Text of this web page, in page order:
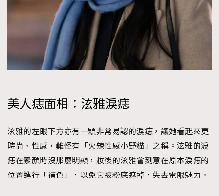
美人痣面相：泫雅淚痣
泫雅的左眼下方亦有一顆非常易認的淚痣，讓她看起來更
時尚、性感，難怪有「火辣性感小野貓」之稱。泫雅的淚
痣在素顏時沒那麼明顯，妝後的泫雅會刻意在原本淚痣的
位置進行「補色」，以免它被粉底遮掉，失去電眼魅力。